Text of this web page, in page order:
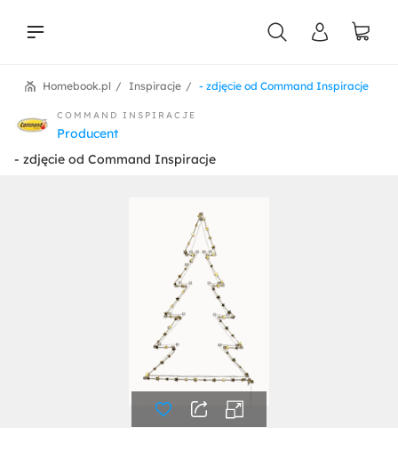
- zdjęcie od Command Inspiracje
Inspiracje
Homebook.pl
COMMAND INSPIRACJE
Producent
- zdjęcie od Command Inspiracje